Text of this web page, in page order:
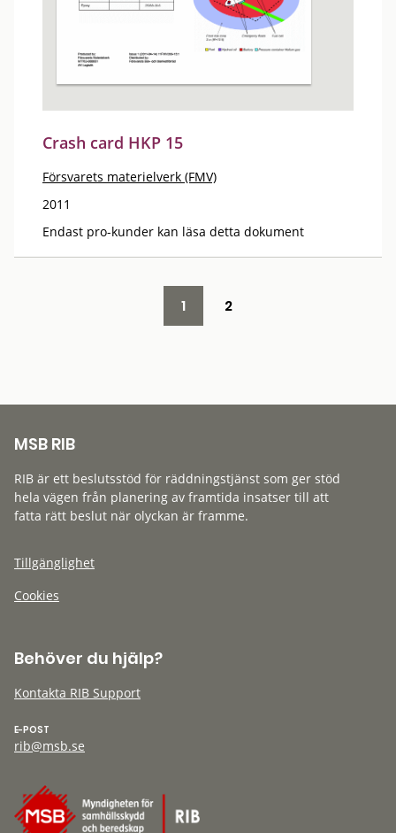
Crash card HKP 15
Försvarets materielverk (FMV)
2011
Endast pro-kunder kan läsa detta dokument
1 2
MSB RIB
RIB är ett beslutsstöd för räddningstjänst som ger stöd
hela vägen från planering av framtida insatser till att
fatta rätt beslut när olyckan är framme.
Tillgänglighet
Cookies
Behöver du hjälp?
Kontakta RIB Support
E-POST
rib@msb.se